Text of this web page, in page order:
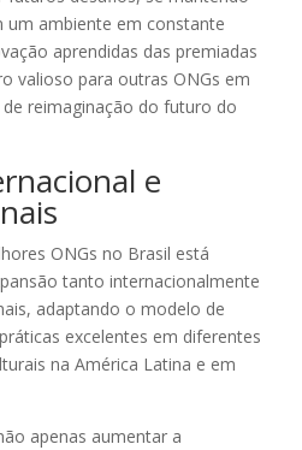
um ambiente em constante
aprendidas das premiadas
valioso para outras ONGs em
reimaginação do futuro do
e
ONGs no Brasil está
tanto internacionalmente
adaptando o modelo de
excelentes em diferentes
na América Latina e em
apenas aumentar a